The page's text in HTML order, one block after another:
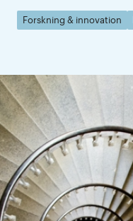
Forskning & innovation